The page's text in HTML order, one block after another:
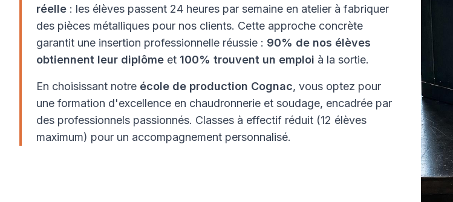
réelle : les élèves passent 24 heures par semaine en atelier à fabriquer
des pièces métalliques pour nos clients. Cette approche concrète
garantit une insertion professionnelle réussie : 90% de nos élèves
obtiennent leur diplôme et 100% trouvent un emploi à la sortie.
En choisissant notre école de production Cognac, vous optez pour
une formation d'excellence en chaudronnerie et soudage, encadrée par
des professionnels passionnés. Classes à effectif réduit (12 élèves
maximum) pour un accompagnement personnalisé.